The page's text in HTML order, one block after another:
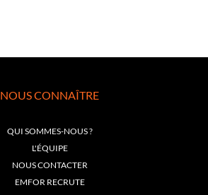
NOUS CONNAÎTRE
QUI SOMMES-NOUS ?
L'ÉQUIPE
NOUS CONTACTER
EMFOR RECRUTE